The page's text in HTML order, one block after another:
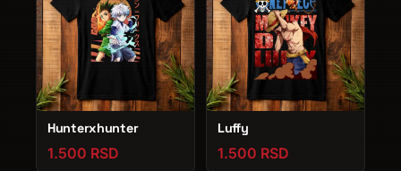
Hunterxhunter
1.500 RSD
Luffy
1.500 RSD